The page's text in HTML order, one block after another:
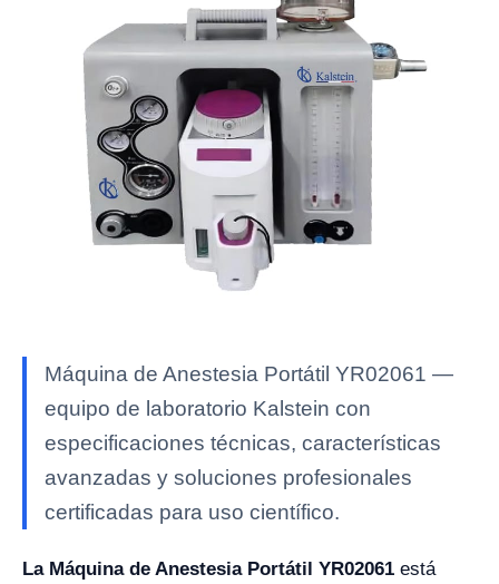
Máquina de Anestesia Portátil YR02061 —
equipo de laboratorio Kalstein con
especificaciones técnicas, características
avanzadas y soluciones profesionales
certificadas para uso científico.
La Máquina de Anestesia Portátil YR02061 está